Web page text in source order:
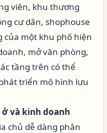
viên, khu thương
cư dân, shophouse
của một khu phố hiện
mở văn phòng,
tầng trên có thể
triển mô hình lưu
và kinh doanh
chủ dễ dàng phân